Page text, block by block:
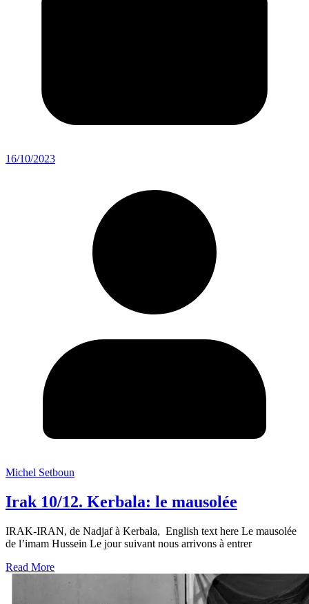
16/10/2023
Michel Setboun
Irak 10/12. Kerbala: le mausolée
IRAK-IRAN, de Nadjaf à Kerbala, English text here Le mausolée
de l’imam Hussein Le jour suivant nous arrivons à entrer
Read More